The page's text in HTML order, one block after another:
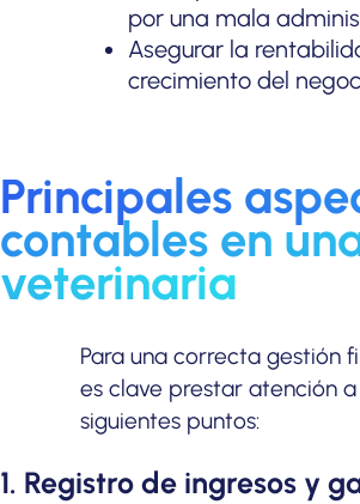
por una mala
Asegurar la
crecimiento del
Principales
contables en
veterinaria
Para una correcta gestión
es clave prestar atención a
siguientes puntos:
1. Registro de ingresos y